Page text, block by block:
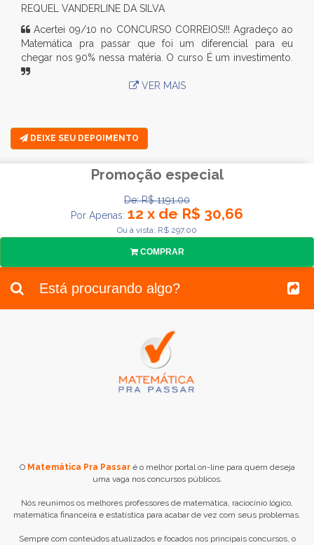
REQUEL VANDERLINE DA SILVA
Acertei 09/10 no CONCURSO CORREIOS!!! Agradeço ao
Matemática pra passar que foi um diferencial para eu
chegar nos 90% nessa matéria. O curso É um investimento.
VER MAIS
DEIXE SEU DEPOIMENTO
Promoção especial
De: R$ 1191.00
Por Apenas: 12 x de R$ 30,66
Ou à vista: R$ 297.00
COMPRAR
O Matemática Pra Passaré o melhor portal on-line para quem deseja
uma vaga nos concursos públicos.
Nós reunimos os melhores professores de matemática, raciocínio lógico,
matemática financeira e estatística para acabar de vez com seus problemas.
Sempre com conteúdos atualizados e focados nos principais concursos, o